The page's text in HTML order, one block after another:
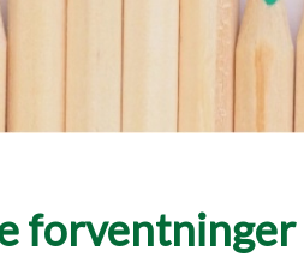
forventninger